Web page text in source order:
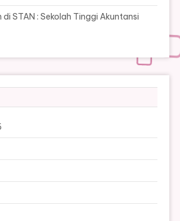
di STAN : Sekolah Tinggi Akuntansi